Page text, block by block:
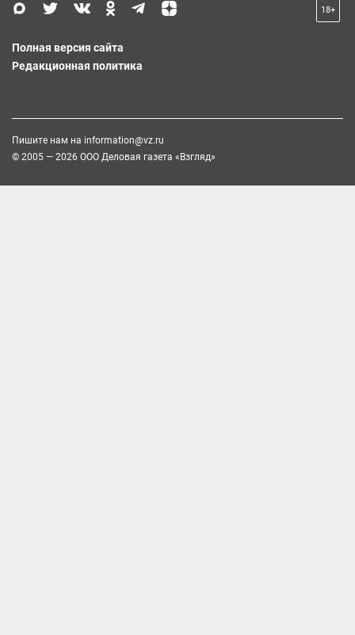
18+
Полная версия сайта
Редакционная политика
Пишите нам на information@vz.ru
© 2005 — 2026 ООО Деловая газета «Взгляд»